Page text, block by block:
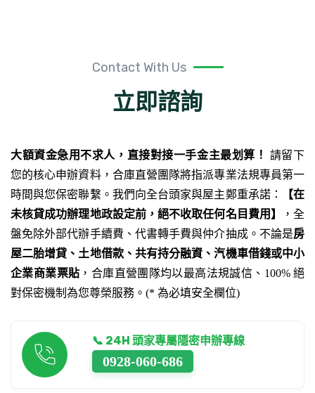
Contact With Us
立即諮詢
大額資金急用不求人，直接對接一手金主最划算！
請留下
您的核心申辦資料，合庫直營團隊將指派專業法規專員第一
時間與您保密聯繫。我們向全台頭家與屋主鄭重承諾：
【在
未核貸成功辦理地政設定前，絕不收取任何名目費用】
，全
盤免除外部代辦手續費、代書轉手費與仲介抽成。不論是房
屋二胎增貸、土地借款、共有持分融資、汽機車借錢或中小
企業商業票貼 ，合庫直營團隊均以最高法規誠信、100% 絕
對保密機制為您尊榮服務。(* 為必填安全欄位)
📞 24H 頭家專屬隱密申辦專線
0928-060-686